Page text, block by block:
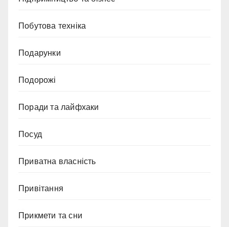
Побутова техніка
Подарунки
Подорожі
Поради та лайфхаки
Посуд
Приватна власність
Привітання
Прикмети та сни